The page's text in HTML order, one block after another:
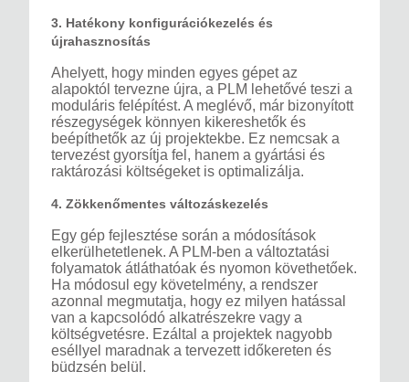
3. Hatékony konfigurációkezelés és
újrahasznosítás
Ahelyett, hogy minden egyes gépet az
alapoktól tervezne újra, a PLM lehetővé teszi a
moduláris felépítést. A meglévő, már bizonyított
részegységek könnyen kikereshetők és
beépíthetők az új projektekbe. Ez nemcsak a
tervezést gyorsítja fel, hanem a gyártási és
raktározási költségeket is optimalizálja.
4. Zökkenőmentes változáskezelés
Egy gép fejlesztése során a módosítások
elkerülhetetlenek. A PLM-ben a változtatási
folyamatok átláthatóak és nyomon követhetőek.
Ha módosul egy követelmény, a rendszer
azonnal megmutatja, hogy ez milyen hatással
van a kapcsolódó alkatrészekre vagy a
költségvetésre. Ezáltal a projektek nagyobb
eséllyel maradnak a tervezett időkereten és
büdzsén belül.